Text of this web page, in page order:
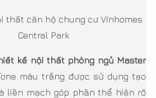
kế nội thất phòng ngủ Master
màu trắng được sử dụng tạo
liền mạch góp phần thể hiện rõ